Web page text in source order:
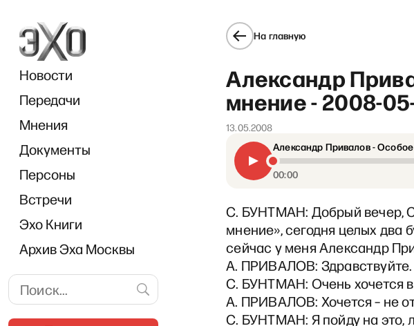
Новости
Передачи
Мнения
Документы
Персоны
Встречи
Эхо Книги
Архив Эха Москвы
На главную
Александр
мнение - 2008-
13.05.2008
Александр Привалов -
00:00
С. БУНТМАН: Добрый вечер,
мнение», сегодня целых два
сейчас у меня Александр
А. ПРИВАЛОВ: Здравствуйте.
С. БУНТМАН: Очень хочется
А. ПРИВАЛОВ: Хочется – не
С. БУНТМАН: Я пойду на это,
«Хочу